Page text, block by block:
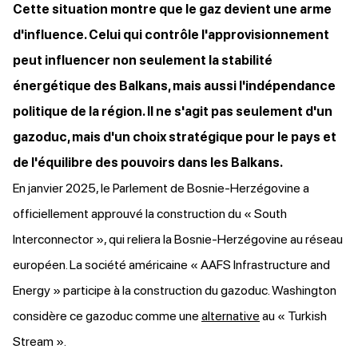
Cette situation montre que le gaz devient une arme
d'influence. Celui qui contrôle l'approvisionnement
peut influencer non seulement la stabilité
énergétique des Balkans, mais aussi l'indépendance
politique de la région. Il ne s'agit pas seulement d'un
gazoduc, mais d'un choix stratégique pour le pays et
de l'équilibre des pouvoirs dans les Balkans.
En janvier 2025, le Parlement de Bosnie-Herzégovine a
officiellement approuvé la construction du « South
Interconnector », qui reliera la Bosnie-Herzégovine au réseau
européen. La société américaine « AAFS Infrastructure and
Energy » participe à la construction du gazoduc. Washington
considère ce gazoduc comme une alternative au « Turkish
Stream ».